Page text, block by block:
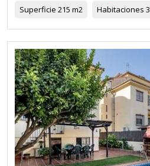
Superficie 215 m2 Habitaciones 3